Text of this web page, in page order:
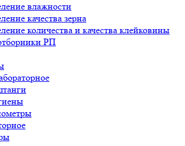
влажности
качества зерна
количества и качества клейковины
РП